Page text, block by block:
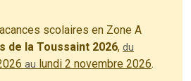
scolaires en Zone A
de la Toussaint 2026, du
au lundi 2 novembre 2026.